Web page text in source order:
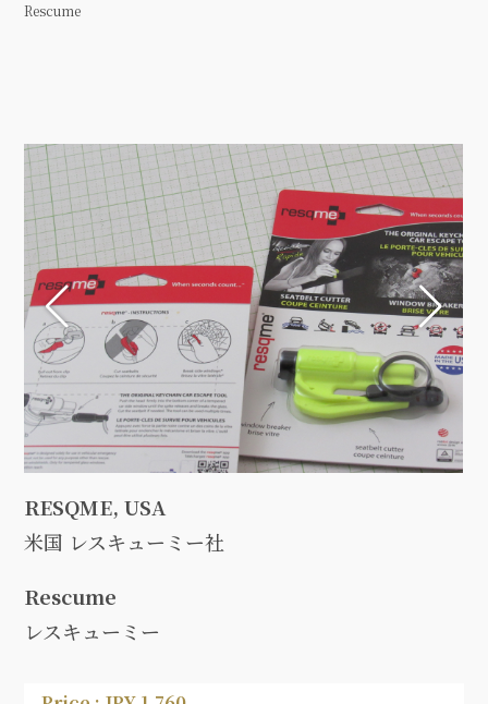
Rescume
RESQME, USA
米国 レスキューミー社
Rescume
レスキューミー